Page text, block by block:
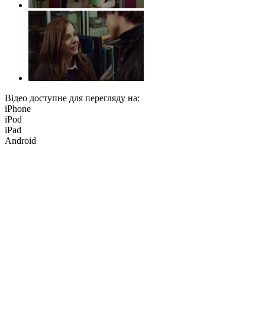
Відео доступне для перегляду на:
iPhone
iPod
iPad
Android